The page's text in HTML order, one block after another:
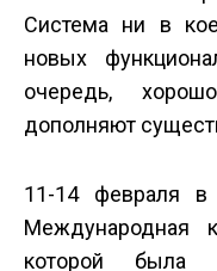
Система ни в
новых
очередь,
дополняют
11-14 февраля в
Международная
которой была